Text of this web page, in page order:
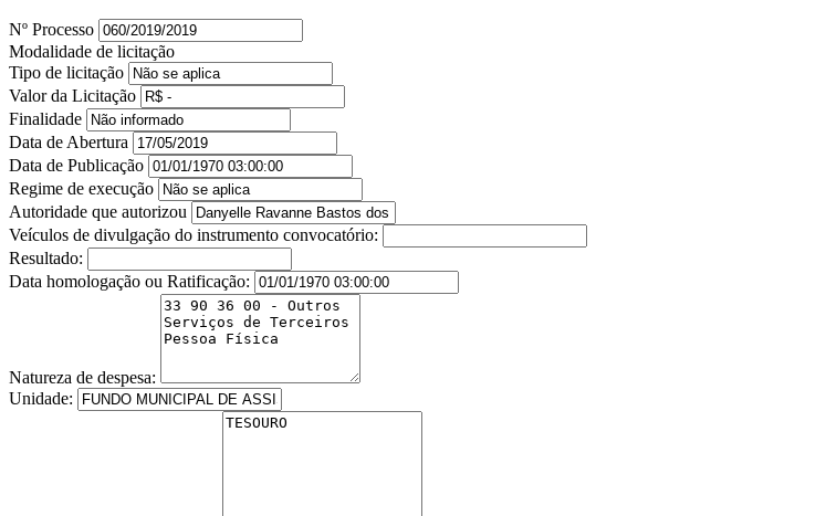
Nº Processo
Modalidade de licitação
Tipo de licitação
Valor da Licitação
Finalidade
Data de Abertura
Data de Publicação
Regime de execução
Autoridade que autorizou
Veículos de divulgação do instrumento convocatório:
Resultado:
Data homologação ou Ratificação:
Natureza de despesa:
Unidade: